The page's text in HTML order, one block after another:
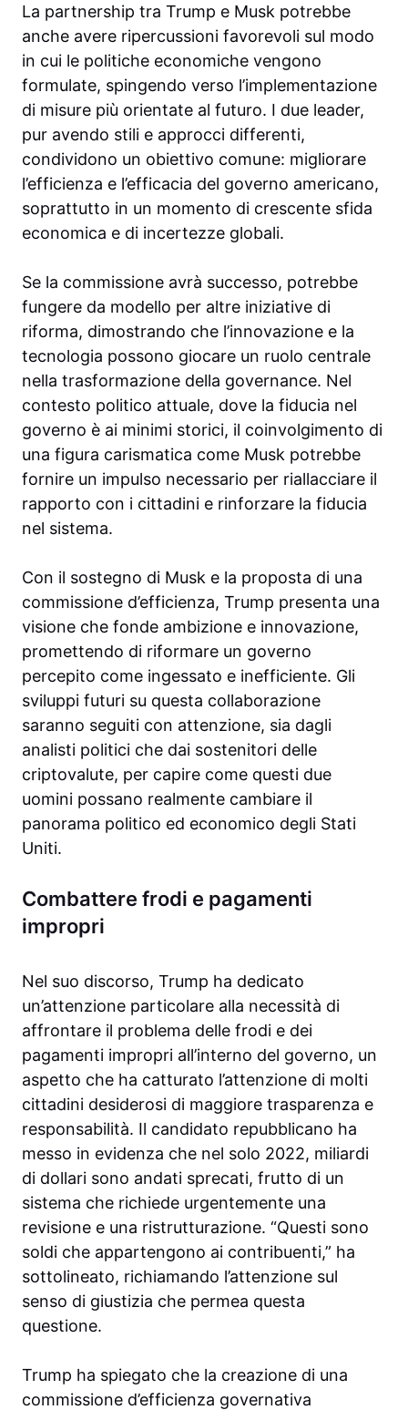
La partnership tra Trump e Musk potrebbe
anche avere ripercussioni favorevoli sul modo
in cui le politiche economiche vengono
formulate, spingendo verso l’implementazione
di misure più orientate al futuro. I due leader,
pur avendo stili e approcci differenti,
condividono un obiettivo comune: migliorare
l’efficienza e l’efficacia del governo americano,
soprattutto in un momento di crescente sfida
economica e di incertezze globali.
Se la commissione avrà successo, potrebbe
fungere da modello per altre iniziative di
riforma, dimostrando che l’innovazione e la
tecnologia possono giocare un ruolo centrale
nella trasformazione della governance. Nel
contesto politico attuale, dove la fiducia nel
governo è ai minimi storici, il coinvolgimento di
una figura carismatica come Musk potrebbe
fornire un impulso necessario per riallacciare il
rapporto con i cittadini e rinforzare la fiducia
nel sistema.
Con il sostegno di Musk e la proposta di una
commissione d’efficienza, Trump presenta una
visione che fonde ambizione e innovazione,
promettendo di riformare un governo
percepito come ingessato e inefficiente. Gli
sviluppi futuri su questa collaborazione
saranno seguiti con attenzione, sia dagli
analisti politici che dai sostenitori delle
criptovalute, per capire come questi due
uomini possano realmente cambiare il
panorama politico ed economico degli Stati
Uniti.
Combattere frodi e pagamenti
impropri
Nel suo discorso, Trump ha dedicato
un’attenzione particolare alla necessità di
affrontare il problema delle frodi e dei
pagamenti impropri all’interno del governo, un
aspetto che ha catturato l’attenzione di molti
cittadini desiderosi di maggiore trasparenza e
responsabilità. Il candidato repubblicano ha
messo in evidenza che nel solo 2022, miliardi
di dollari sono andati sprecati, frutto di un
sistema che richiede urgentemente una
revisione e una ristrutturazione. “Questi sono
soldi che appartengono ai contribuenti,” ha
sottolineato, richiamando l’attenzione sul
senso di giustizia che permea questa
questione.
Trump ha spiegato che la creazione di una
commissione d’efficienza governativa